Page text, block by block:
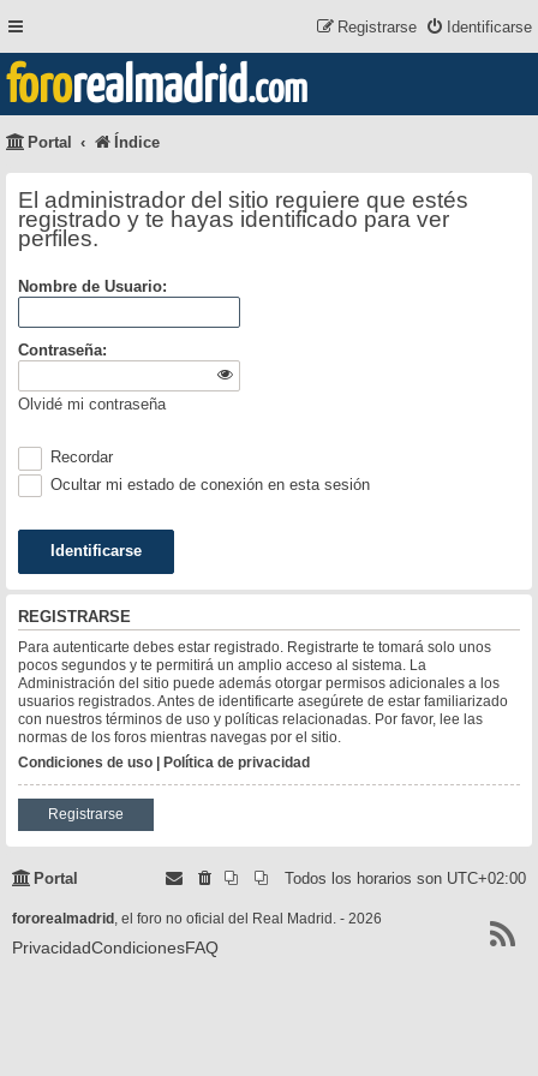
Identificarse
Registrarse
fororealmadrid.com
Portal Índice
El administrador del sitio requiere que estés
registrado y te hayas identificado para ver
perfiles.
Nombre de Usuario:
Contraseña:
Olvidé mi contraseña
Recordar
Ocultar mi estado de conexión en esta sesión
REGISTRARSE
Para autenticarte debes estar registrado. Registrarte te tomará solo unos
pocos segundos y te permitirá un amplio acceso al sistema. La
Administración del sitio puede además otorgar permisos adicionales a los
usuarios registrados. Antes de identificarte asegúrete de estar familiarizado
con nuestros términos de uso y políticas relacionadas. Por favor, lee las
normas de los foros mientras navegas por el sitio.
Condiciones de uso | Política de privacidad
Registrarse
Portal Todos los horarios son UTC+02:00
fororealmadrid , el foro no oficial del Real Madrid. - 2026
PrivacidadCondicionesFAQ